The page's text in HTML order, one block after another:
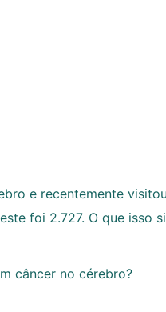
e recentemente
foi 2.727. O que isso
câncer no cérebro?